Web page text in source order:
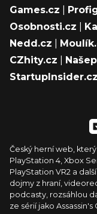
Games.cz
Osobnosti.cz
Nedd.cz
CZhity.cz
StartupInsider.cz
Český herní web,
PlayStation 4, Xbox
PlayStation VR2 a
dojmy z hraní,
podcasty, rozsáhlou
ze sérií jako